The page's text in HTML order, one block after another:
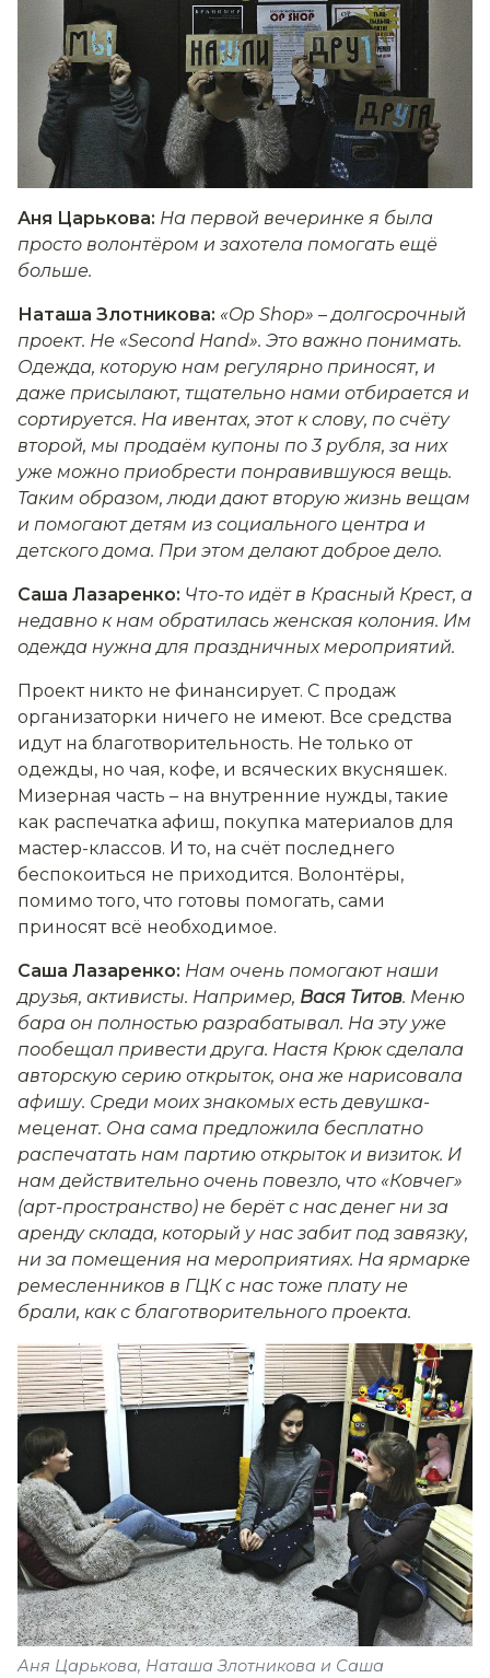
Аня Царькова: На первой вечеринке я была
просто волонтёром и захотела помогать ещё
больше.
Наташа Злотникова: «Op Shop» – долгосрочный
проект. Не «Second Hand». Это важно понимать.
Одежда, которую нам регулярно приносят, и
даже присылают, тщательно нами отбирается и
сортируется. На ивентах, этот к слову, по счёту
второй, мы продаём купоны по 3 рубля, за них
уже можно приобрести понравившуюся вещь.
Таким образом, люди дают вторую жизнь вещам
и помогают детям из социального центра и
детского дома. При этом делают доброе дело.
Саша Лазаренко: Что-то идёт в Красный Крест, а
недавно к нам обратилась женская колония. Им
одежда нужна для праздничных мероприятий.
Проект никто не финансирует. С продаж
организаторки ничего не имеют. Все средства
идут на благотворительность. Не только от
одежды, но чая, кофе, и всяческих вкусняшек.
Мизерная часть – на внутренние нужды, такие
как распечатка афиш, покупка материалов для
мастер-классов. И то, на счёт последнего
беспокоиться не приходится. Волонтёры,
помимо того, что готовы помогать, сами
приносят всё необходимое.
Саша Лазаренко: Нам очень помогают наши
друзья, активисты. Например, Вася Титов. Меню
бара он полностью разрабатывал. На эту уже
пообещал привести друга. Настя Крюк сделала
авторскую серию открыток, она же нарисовала
афишу. Среди моих знакомых есть девушка-
меценат. Она сама предложила бесплатно
распечатать нам партию открыток и визиток. И
нам действительно очень повезло, что «Ковчег»
(арт-пространство) не берёт с нас денег ни за
аренду склада, который у нас забит под завязку,
ни за помещения на мероприятиях. На ярмарке
ремесленников в ГЦК с нас тоже плату не
брали, как с благотворительного проекта.
Аня Царькова, Наташа Злотникова и Саша